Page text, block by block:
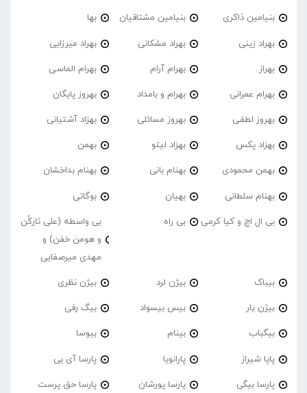
بنیامین ذاکری بنیامین مشتاقیان بها
بهراد زینی بهراد مشکانی بهراد میرزایی
بهراز بهرام آرام بهرام الماسی
بهرام عمرانی بهرام و بامداد بهروز پایگان
بهروز لطفی بهروز مسائلی بهزاد آشتیانی
بهزاد پکس بهزاد لیتو بهمن
بهمن محمودی بهنام بانی بهنام بداخشان
بهنام سلطانی بهیان بوگاتی
بی ال اچ و کیا کرمی بی راه
بی واسطه (علی تارکُن
و هومن خفن) و
مهدی میرصفایی
بیباک بیژن لرد بیژن نظری
بیژن یار بیس بیسواد بیگ رفی
بیگباب بینام بیوسا
پاپا شیراز پارانویا پارسا آی بی
پارسا بیگی پارسا پورشان پارسا حق پرست